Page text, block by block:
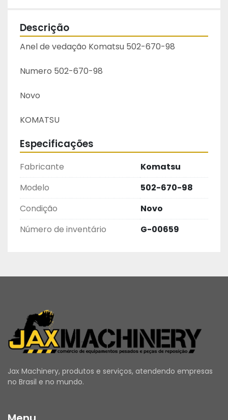
Descrição
Anel de vedação Komatsu 502-670-98
Numero 502-670-98
Novo
KOMATSU
Especificações
Fabricante
Komatsu
Modelo
502-670-98
Condição
Novo
Número de inventário
G-00659
Jax Machinery, produtos e serviços, atendendo empresas
no Brasil e no mundo.